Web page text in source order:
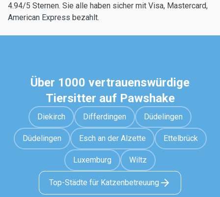
4.94/5 Sternen. Sie alle haben sicher mit Visa, Mastercard,
American Express bezahlt.
Über 1000 vertrauenswürdige
Tiersitter auf Pawshake
Diekirch Differdingen Düdelingen
Düdelingen Esch an der Alzette Ettelbrück
Luxemburg Wiltz
Top-Städte für Katzenbetreuung